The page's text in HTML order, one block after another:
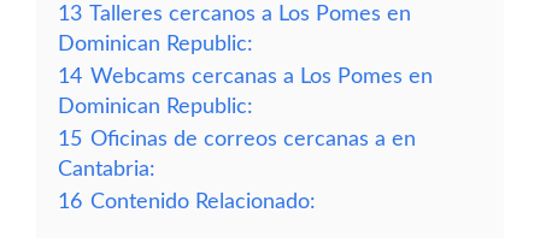
13 Talleres cercanos a Los Pomes en
Dominican Republic:
14 Webcams cercanas a Los Pomes en
Dominican Republic:
15 Oficinas de correos cercanas a en
Cantabria:
16 Contenido Relacionado: